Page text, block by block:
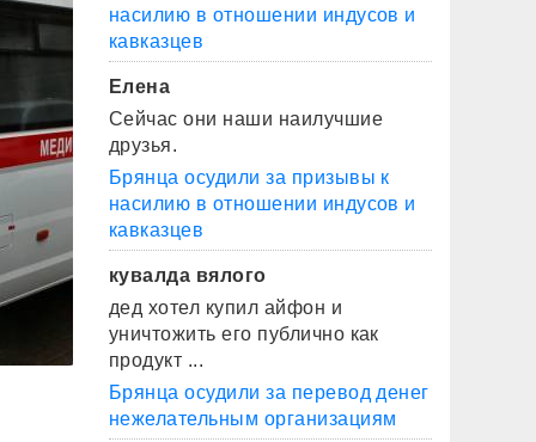
насилию в отношении индусов и
кавказцев
Елена
Сейчас они наши наилучшие
друзья.
Брянца осудили за призывы к
насилию в отношении индусов и
кавказцев
кувалда вялого
дед хотел купил айфон и
уничтожить его публично как
продукт ...
Брянца осудили за перевод денег
нежелательным организациям